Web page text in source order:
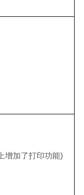
增加了打印功能)